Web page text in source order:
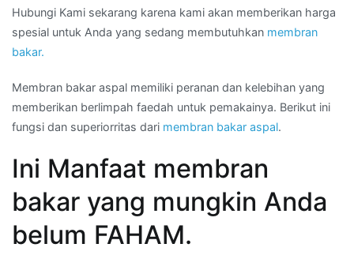
Hubungi Kami sekarang karena kami akan memberikan harga
spesial untuk Anda yang sedang membutuhkan membran
bakar.
Membran bakar aspal memiliki peranan dan kelebihan yang
memberikan berlimpah faedah untuk pemakainya. Berikut ini
fungsi dan superiorritas dari membran bakar aspal.
Ini Manfaat membran
bakar yang mungkin Anda
belum FAHAM.